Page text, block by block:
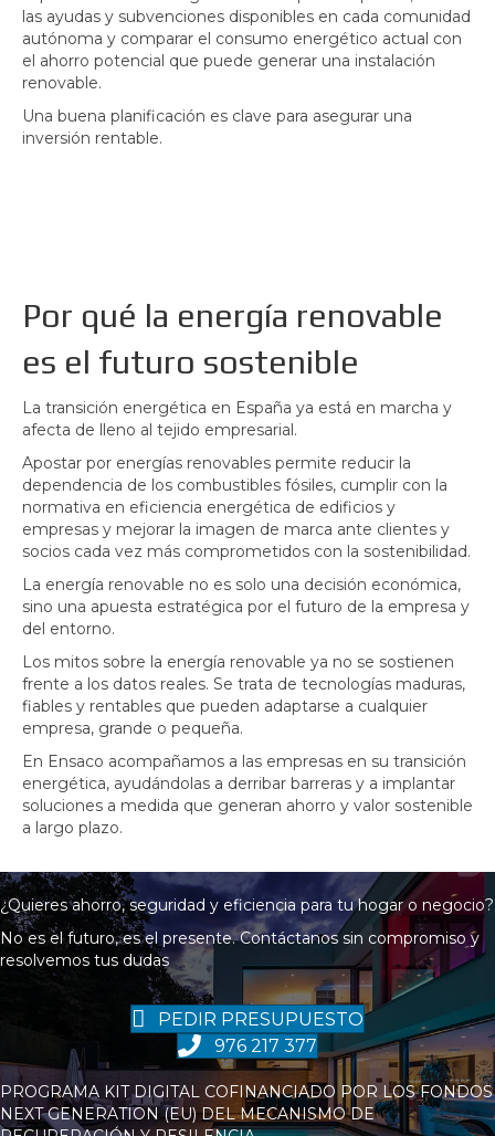
las ayudas y subvenciones disponibles en cada comunidad
autónoma y comparar el consumo energético actual con
el ahorro potencial que puede generar una instalación
renovable.
Una buena planificación es clave para asegurar una
inversión rentable.
Por qué la energía renovable
es el futuro sostenible
La transición energética en España ya está en marcha y
afecta de lleno al tejido empresarial.
Apostar por energías renovables permite reducir la
dependencia de los combustibles fósiles, cumplir con la
normativa en eficiencia energética de edificios y
empresas y mejorar la imagen de marca ante clientes y
socios cada vez más comprometidos con la sostenibilidad.
La energía renovable no es solo una decisión económica,
sino una apuesta estratégica por el futuro de la empresa y
del entorno.
Los mitos sobre la energía renovable ya no se sostienen
frente a los datos reales. Se trata de tecnologías maduras,
fiables y rentables que pueden adaptarse a cualquier
empresa, grande o pequeña.
En Ensaco acompañamos a las empresas en su transición
energética, ayudándolas a derribar barreras y a implantar
soluciones a medida que generan ahorro y valor sostenible
a largo plazo.
¿Quieres ahorro, seguridad y eficiencia para tu hogar o negocio?
No es el futuro, es el presente. Contáctanos sin compromiso y
resolvemos tus dudas
PEDIR PRESUPUESTO
976 217 377
PROGRAMA KIT DIGITAL COFINANCIADO POR LOS FONDOS
NEXT GENERATION (EU) DEL MECANISMO DE